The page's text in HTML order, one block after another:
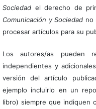
Sociedadel derecho de
Comunicación y Sociedad no
procesar artículos para su
Los autores/as pueden
independientes y
versión del artículo
ejemplo incluirlo en un
libro) siempre que indiquen